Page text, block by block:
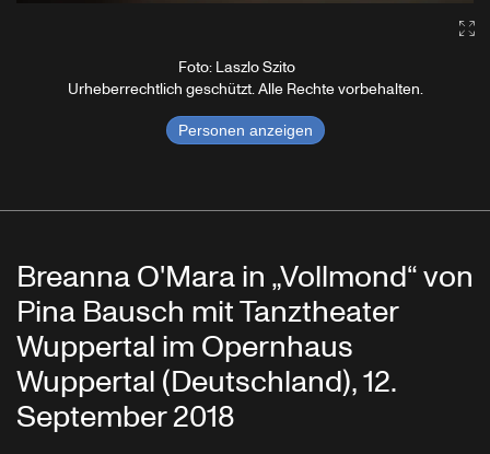
Foto: Laszlo Szito
Urheberrechtlich geschützt. Alle Rechte vorbehalten.
Personen anzeigen
Breanna O'Mara in „Vollmond“ von
Pina Bausch mit Tanztheater
Wuppertal im Opernhaus
Wuppertal (Deutschland), 12.
September 2018